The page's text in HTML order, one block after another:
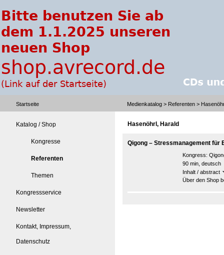
Startseite Medienkatalog > Referenten >
Katalog / Shop
Kongresse
Referenten
Themen
Kongressservice
Newsletter
Kontakt, Impressum,
Datenschutz
Hasenöhrl, Harald
Qigong – Stressmanagement für
Kongress:
90 min, deutsch
Inhalt / abstract
Über den Shop